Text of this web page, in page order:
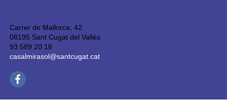
Carrer de Mallorca, 42
08195 Sant Cugat del Vallès
93 589 20 18
casalmirasol@santcugat.cat